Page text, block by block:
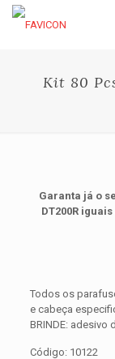
Kit 80
Garanta já o
DT200R
Todos os
e cabeça
BRINDE: adesivo
Código: 10122